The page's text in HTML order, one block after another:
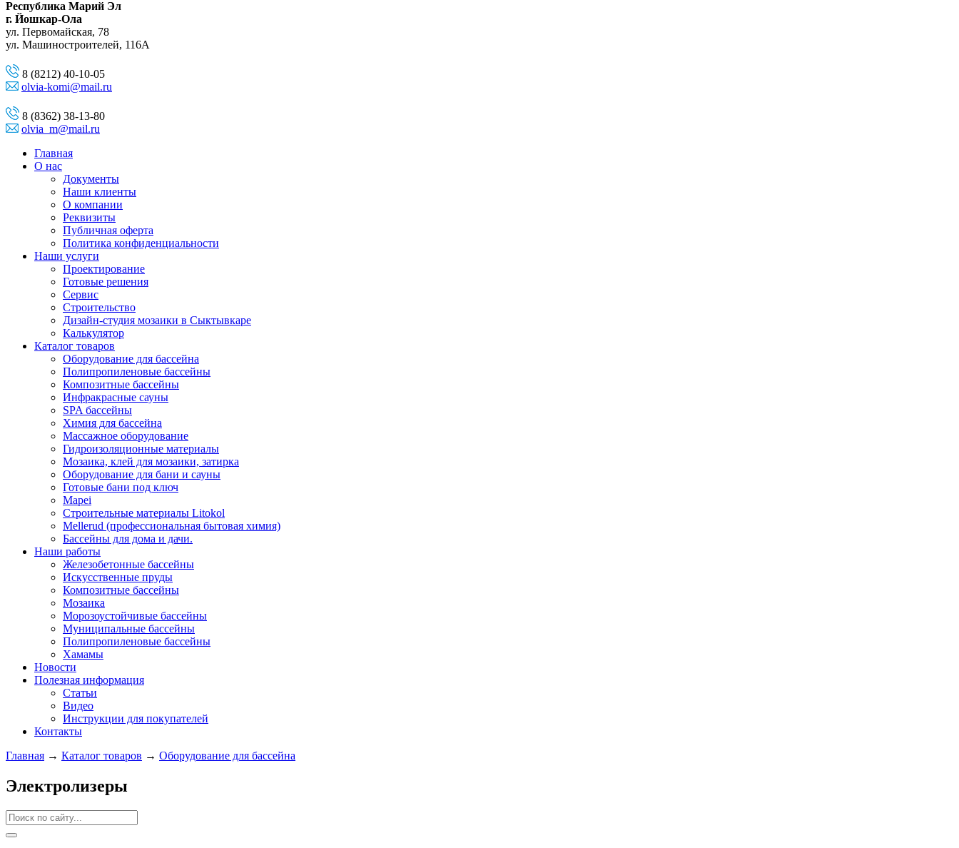
Республика Марий Эл
г. Йошкар-Ола
ул. Первомайская, 78
ул. Машиностроителей, 116A
8 (8212) 40-10-05
olvia-komi@mail.ru
8 (8362) 38-13-80
olvia_m@mail.ru
Главная
О нас
Документы
Наши клиенты
О компании
Реквизиты
Публичная оферта
Политика конфиденциальности
Наши услуги
Проектирование
Готовые решения
Сервис
Строительство
Дизайн-студия мозаики в Сыктывкаре
Калькулятор
Каталог товаров
Оборудование для бассейна
Полипропиленовые бассейны
Композитные бассейны
Инфракрасные сауны
SPA бассейны
Химия для бассейна
Массажное оборудование
Гидроизоляционные материалы
Мозаика, клей для мозаики, затирка
Оборудование для бани и сауны
Готовые бани под ключ
Mapei
Строительные материалы Litokol
Mellerud (профессиональная бытовая химия)
Бассейны для дома и дачи.
Наши работы
Железобетонные бассейны
Искусственные пруды
Композитные бассейны
Мозаика
Морозоустойчивые бассейны
Муниципальные бассейны
Полипропиленовые бассейны
Хамамы
Новости
Полезная информация
Статьи
Видео
Инструкции для покупателей
Контакты
Главная → Каталог товаров → Оборудование для бассейна
Электролизеры